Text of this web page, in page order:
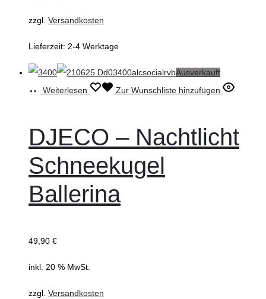
zzgl. Versandkosten
Lieferzeit: 2-4 Werktage
Ausverkauft
Weiterlesen
Zur Wunschliste hinzufügen
DJECO – Nachtlicht
Schneekugel
Ballerina
49,90 €
inkl. 20 % MwSt.
zzgl. Versandkosten